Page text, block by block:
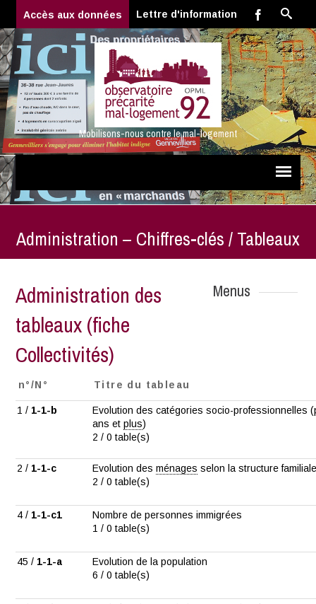
Accès aux données Lettre d'information
Mobilisons-nous contre le mal-logement
Administration – Chiffres-clés / Tableaux
Administration des
tableaux (fiche
Collectivités)
n°/N° Titre du tableau
1 / 1-1-b
Evolution des catégories socio-professionnelles
ans etplus)
2 / 0 table(s)
2 / 1-1-c Evolution desménages selon la structure
2 / 0 table(s)
4 / 1-1-c1
Nombre de personnes immigrées
1 / 0 table(s)
45 / 1-1-a
Evolution de la population
6 / 0 table(s)
Menus